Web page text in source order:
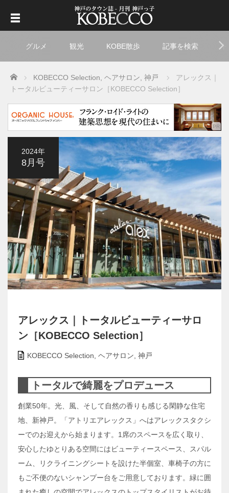
グルメ 観光 KOBE散歩 記事を検索
Home KOBECCO Selection ヘアサロン 神戸
アレックス｜
トータルビューティーサロン［KOBECCO Selection］
2024年
8月号
アレックス｜トータルビューティーサロ
ン［KOBECCO Selection］
KOBECCO Selection ヘアサロン 神戸
トータルで綺麗をプロデュース
創業50年。光、風、そして自然の香りも感じる閑静な住宅
地、新神戸。「アトリエアレックス」へはアレックスタクシ
ーでのお迎えから始まります。1席のスペースを広く取り、
安心したゆとりある空間にはビューティースペース、スパル
ーム、リクライニングシートを設けた半個室、車椅子の方に
もご不便のないシャンプー台をご用意しております。緑に囲